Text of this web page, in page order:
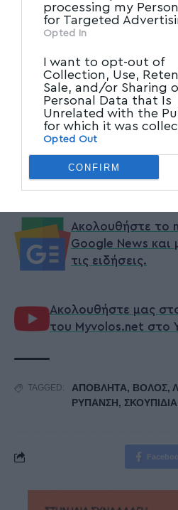
processing my
for Targeted
Opted In
I want to opt-out of
Collection, Use,
Sale, and/or Sharing
Personal Data that Is
Unrelated with the
for which it was
Opted Out
CONFIRM
Βόλου, έχουν δε
αυτή όλοι οι
Περιφέρεια Θεσσαλίας,
υπηρεσία Υπουργείου
Περιφέρειας Θεσσαλίας,
ΤΕΚΑΛ Α.Ε.)
2025_Ενημέρωση ΛΙΜΑΝΙ
Λήψη
Ακολουθήστε το
Google News και
τις ειδήσεις.
Ακολουθήστε μας
του Myvolos.net στο
TAGGED: ΑΠΟΒΛΗΤΑ, ΒΟΛΟΣ,
ΡΥΠΑΝΣΗ, ΣΚΟΥΠΙΔΙΑ